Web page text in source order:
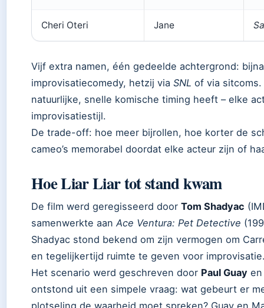
Cheri Oteri Jane
Vijf extra namen, één gedeelde achtergrond:
improvisatiecomedy, hetzij via SNL of via sitcoms.
natuurlijke, snelle komische timing heeft – elke
improvisatiestijl.
De trade-off: hoe meer bijrollen, hoe korter de
cameo’s memorabel doordat elke acteur zijn of
Hoe Liar Liar tot stand kwam
De film werd geregisseerd door Tom Shadyac
samenwerkte aan Ace Ventura: Pet Detective
Shadyac stond bekend om zijn vermogen om
en tegelijkertijd ruimte te geven voor
Het scenario werd geschreven door Paul Guay
ontstond uit een simpele vraag: wat gebeurt er
plotseling de waarheid moet spreken? Guay en